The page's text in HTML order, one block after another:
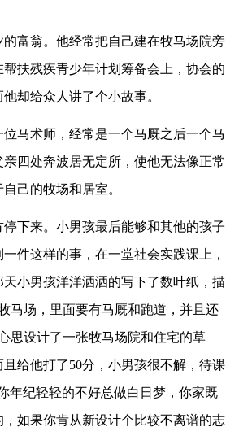
富翁。他经常把自己建在牧马场院旁
扶残疾青少年计划筹备会上，协会的
却给众人讲了个小故事。
马术师，经常是一个马厩之后一个马
四处奔波居无定所，使他无法像正常
己的牧场和居室。
下来。小男孩最后能够和其他的孩子
件这样的事，在一堂社会实践课上，
小男孩洋洋洒洒的写下了数叶纸，描
马场，里面要有马厩和跑道，并且还
思设计了一张牧马场院和住宅的草
给他打了50分，小男孩很不解，待课
年纪轻轻的不好总做白日梦，你家既
如果你肯从新设计个比较不离谱的志